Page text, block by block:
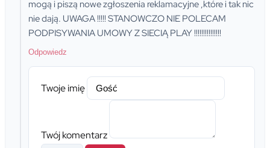
mogą i piszą nowe zgłoszenia reklamacyjne ,które i tak nic
nie dają. UWAGA !!!!! STANOWCZO NIE POLECAM
PODPISYWANIA UMOWY Z SIECIĄ PLAY !!!!!!!!!!!!!!!
Odpowiedz
Twoje imię
Twój komentarz